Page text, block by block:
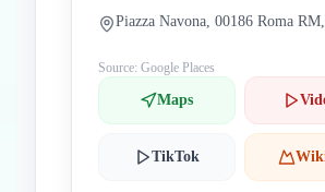
Piazza Navona, 00186 Roma
Source: Google Places
Maps
TikTok